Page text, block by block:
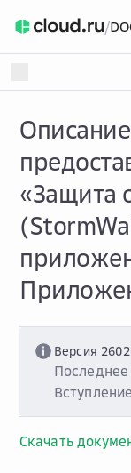
/
«Защита
Версия
Скачать